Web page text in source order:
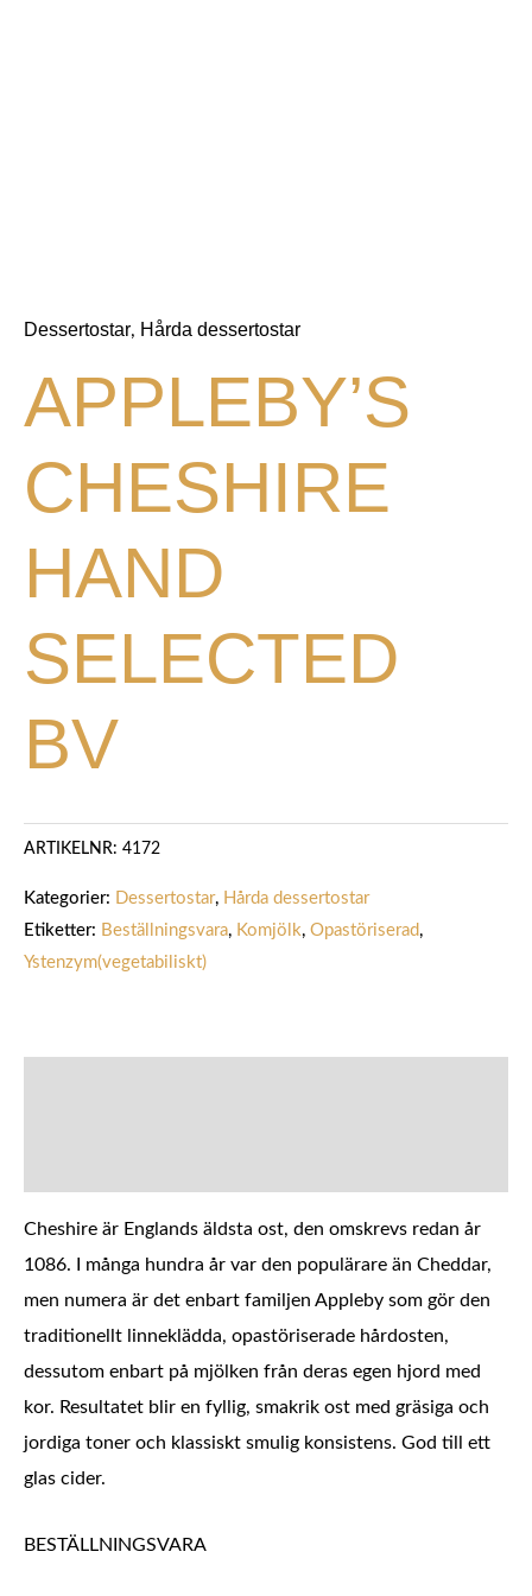
Dessertostar, Hårda dessertostar
APPLEBY’S
CHESHIRE
HAND
SELECTED
BV
ARTIKELNR: 4172
Kategorier: Dessertostar, Hårda dessertostar
Etiketter: Beställningsvara, Komjölk, Opastöriserad,
Ystenzym(vegetabiliskt)
Cheshire är Englands äldsta ost, den omskrevs redan år
1086. I många hundra år var den populärare än Cheddar,
men numera är det enbart familjen Appleby som gör den
traditionellt linneklädda, opastöriserade hårdosten,
dessutom enbart på mjölken från deras egen hjord med
kor. Resultatet blir en fyllig, smakrik ost med gräsiga och
jordiga toner och klassiskt smulig konsistens. God till ett
glas cider.
BESTÄLLNINGSVARA